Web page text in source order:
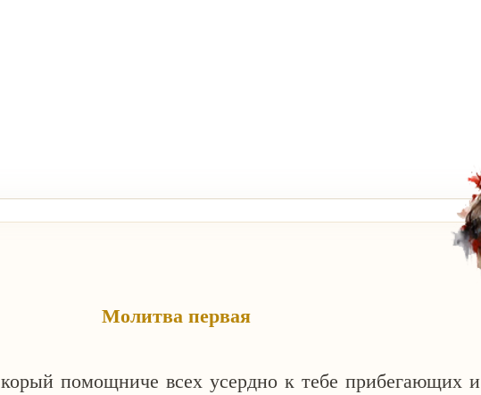
Молитва первая
корый помощниче всех усердно к тебе прибегающих и